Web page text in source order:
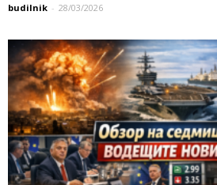
budilnik - 28/03/2026